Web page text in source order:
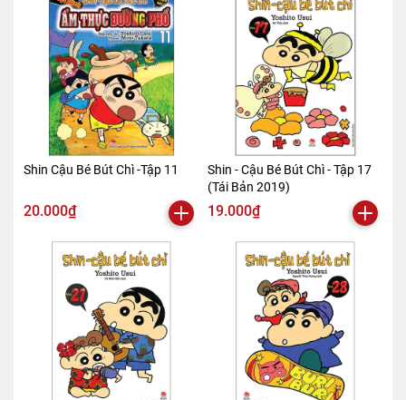
Shin Cậu Bé Bút Chì -Tập 11
20.000₫
Shin - Cậu Bé Bút Chì - Tập 17
(Tái Bản 2019)
19.000₫